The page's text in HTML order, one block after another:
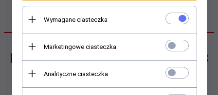
OPIS PRODUKTU
Kabel USB 2.0 Maclean MCE178
USB A (M) - USB Typ C (M)
Wymagane ciasteczka
Marketingowe ciasteczka
Analityczne ciasteczka